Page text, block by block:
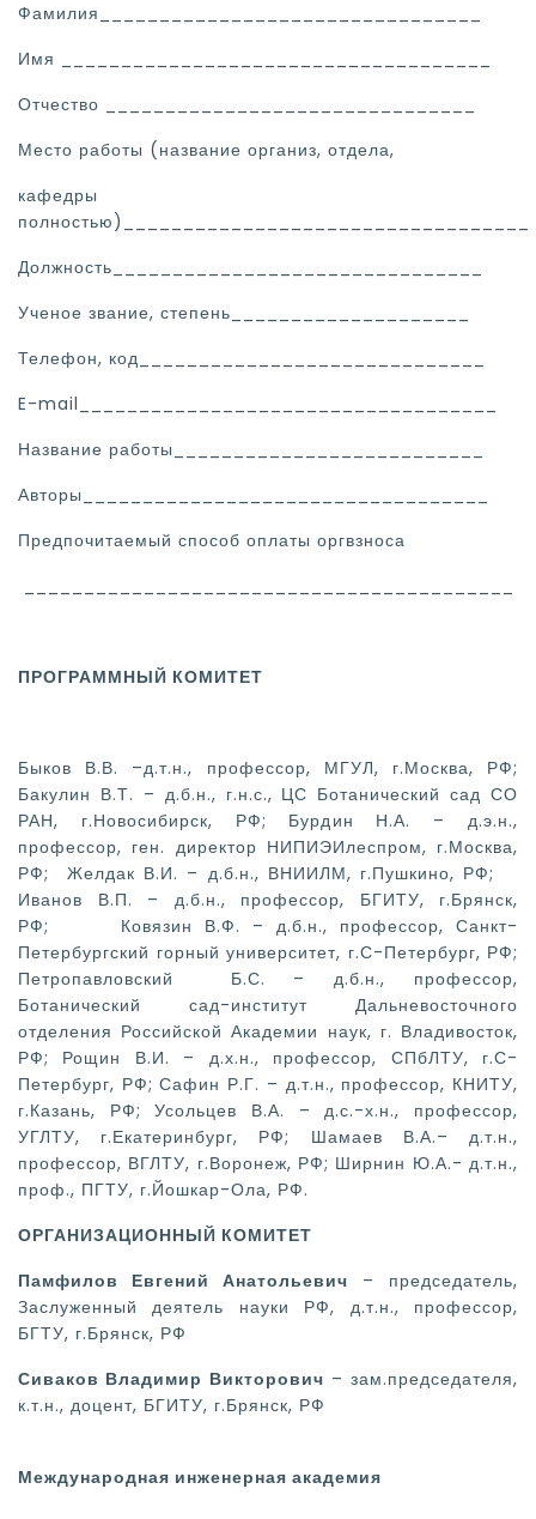
Фамилия________________________________
Имя ____________________________________
Отчество _______________________________
Место работы (название организ, отдела,
кафедры
полностью)__________________________________
Должность_______________________________
Ученое звание, степень____________________
Телефон, код_____________________________
E-mail___________________________________
Название работы__________________________
Авторы__________________________________
Предпочитаемый способ оплаты оргвзноса
ПРОГРАММНЫЙ КОМИТЕТ
Быков В.В. –д.т.н., профессор, МГУЛ, г.Москва, РФ;
Бакулин В.Т. – д.б.н., г.н.с., ЦС Ботанический сад СО
РАН, г.Новосибирск, РФ; Бурдин Н.А. – д.э.н.,
профессор, ген. директор НИПИЭИлеспром, г.Москва,
РФ; Желдак В.И. – д.б.н., ВНИИЛМ, г.Пушкино, РФ;
Иванов В.П. – д.б.н., профессор, БГИТУ, г.Брянск,
РФ; Ковязин В.Ф. – д.б.н., профессор, Санкт-
Петербургский горный университет, г.С-Петербург, РФ;
Петропавловский Б.С. – д.б.н., профессор,
Ботанический сад-институт Дальневосточного
отделения Российской Академии наук, г. Владивосток,
РФ; Рощин В.И. – д.х.н., профессор, СПбЛТУ, г.С-
Петербург, РФ; Сафин Р.Г. – д.т.н., профессор, КНИТУ,
г.Казань, РФ; Усольцев В.А. – д.с.-х.н., профессор,
УГЛТУ, г.Екатеринбург, РФ; Шамаев В.А.– д.т.н.,
профессор, ВГЛТУ, г.Воронеж, РФ; Ширнин Ю.А.- д.т.н.,
проф., ПГТУ, г.Йошкар-Ола, РФ.
ОРГАНИЗАЦИОННЫЙ КОМИТЕТ
Памфилов Евгений Анатольевич – председатель,
Заслуженный деятель науки РФ, д.т.н., профессор,
БГТУ, г.Брянск, РФ
Сиваков Владимир Викторович – зам.председателя,
к.т.н., доцент, БГИТУ, г.Брянск, РФ
Международная инженерная академия